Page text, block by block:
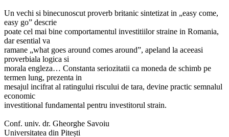
Un vechi si binecunoscut proverb britanic sintetizat in „easy come,
easy go” descrie
poate cel mai bine comportamentul investitiilor straine in Romania,
dar esential va
ramane „what goes around comes around”, apeland la aceeasi
proverbiala logica si
morala engleza… Constanta seriozitatii ca moneda de schimb pe
termen lung, prezenta in
mesajul incifrat al ratingului riscului de tara, devine practic semnalul
economic
investitional fundamental pentru investitorul strain.
Conf. univ. dr. Gheorghe Savoiu
Universitatea din Pitești